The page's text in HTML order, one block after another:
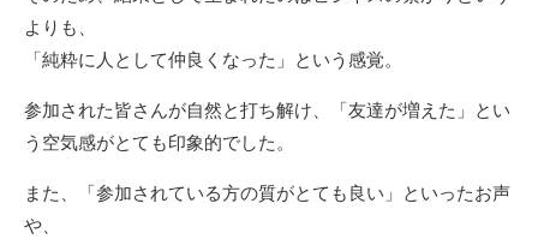
よりも、
「純粋に人として仲良くなった」という感覚。
参加された皆さんが自然と打ち解け、「友達が増えた」とい
う空気感がとても印象的でした。
また、「参加されている方の質がとても良い」といったお声
や、